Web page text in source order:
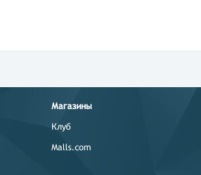
Магазины
Клуб
Malls.com